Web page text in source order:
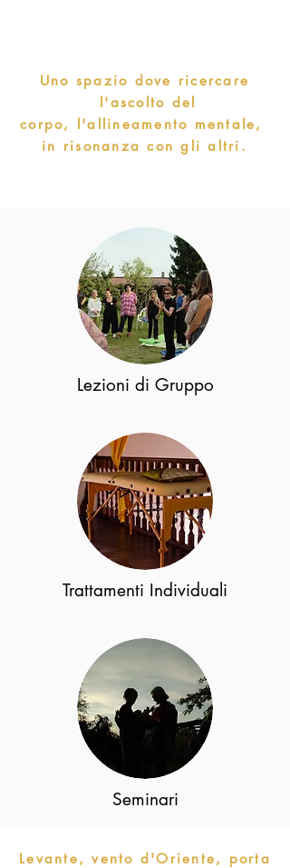
Uno spazio dove ricercare
l'ascolto del
corpo, l'allineamento mentale,
in risonanza con gli altri.
Lezioni di Gruppo
Trattamenti Individuali
Seminari
Levante, vento d'Oriente, porta